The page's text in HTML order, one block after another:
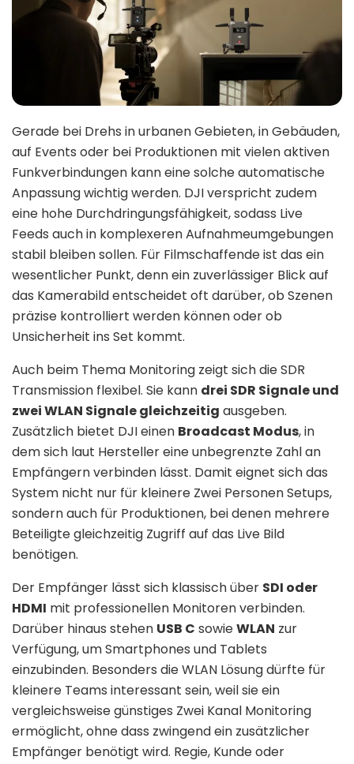
Gerade bei Drehs in urbanen Gebieten, in Gebäuden,
auf Events oder bei Produktionen mit vielen aktiven
Funkverbindungen kann eine solche automatische
Anpassung wichtig werden. DJI verspricht zudem
eine hohe Durchdringungsfähigkeit, sodass Live
Feeds auch in komplexeren Aufnahmeumgebungen
stabil bleiben sollen. Für Filmschaffende ist das ein
wesentlicher Punkt, denn ein zuverlässiger Blick auf
das Kamerabild entscheidet oft darüber, ob Szenen
präzise kontrolliert werden können oder ob
Unsicherheit ins Set kommt.
Auch beim Thema Monitoring zeigt sich die SDR
Transmission flexibel. Sie kann drei SDR Signale und
zwei WLAN Signale gleichzeitig ausgeben.
Zusätzlich bietet DJI einen Broadcast Modus, in
dem sich laut Hersteller eine unbegrenzte Zahl an
Empfängern verbinden lässt. Damit eignet sich das
System nicht nur für kleinere Zwei Personen Setups,
sondern auch für Produktionen, bei denen mehrere
Beteiligte gleichzeitig Zugriff auf das Live Bild
benötigen.
Der Empfänger lässt sich klassisch über SDI oder
HDMI mit professionellen Monitoren verbinden.
Darüber hinaus stehen USB C sowieWLAN zur
Verfügung, um Smartphones und Tablets
einzubinden. Besonders die WLAN Lösung dürfte für
kleinere Teams interessant sein, weil sie ein
vergleichsweise günstiges Zwei Kanal Monitoring
ermöglicht, ohne dass zwingend ein zusätzlicher
Empfänger benötigt wird. Regie, Kunde oder